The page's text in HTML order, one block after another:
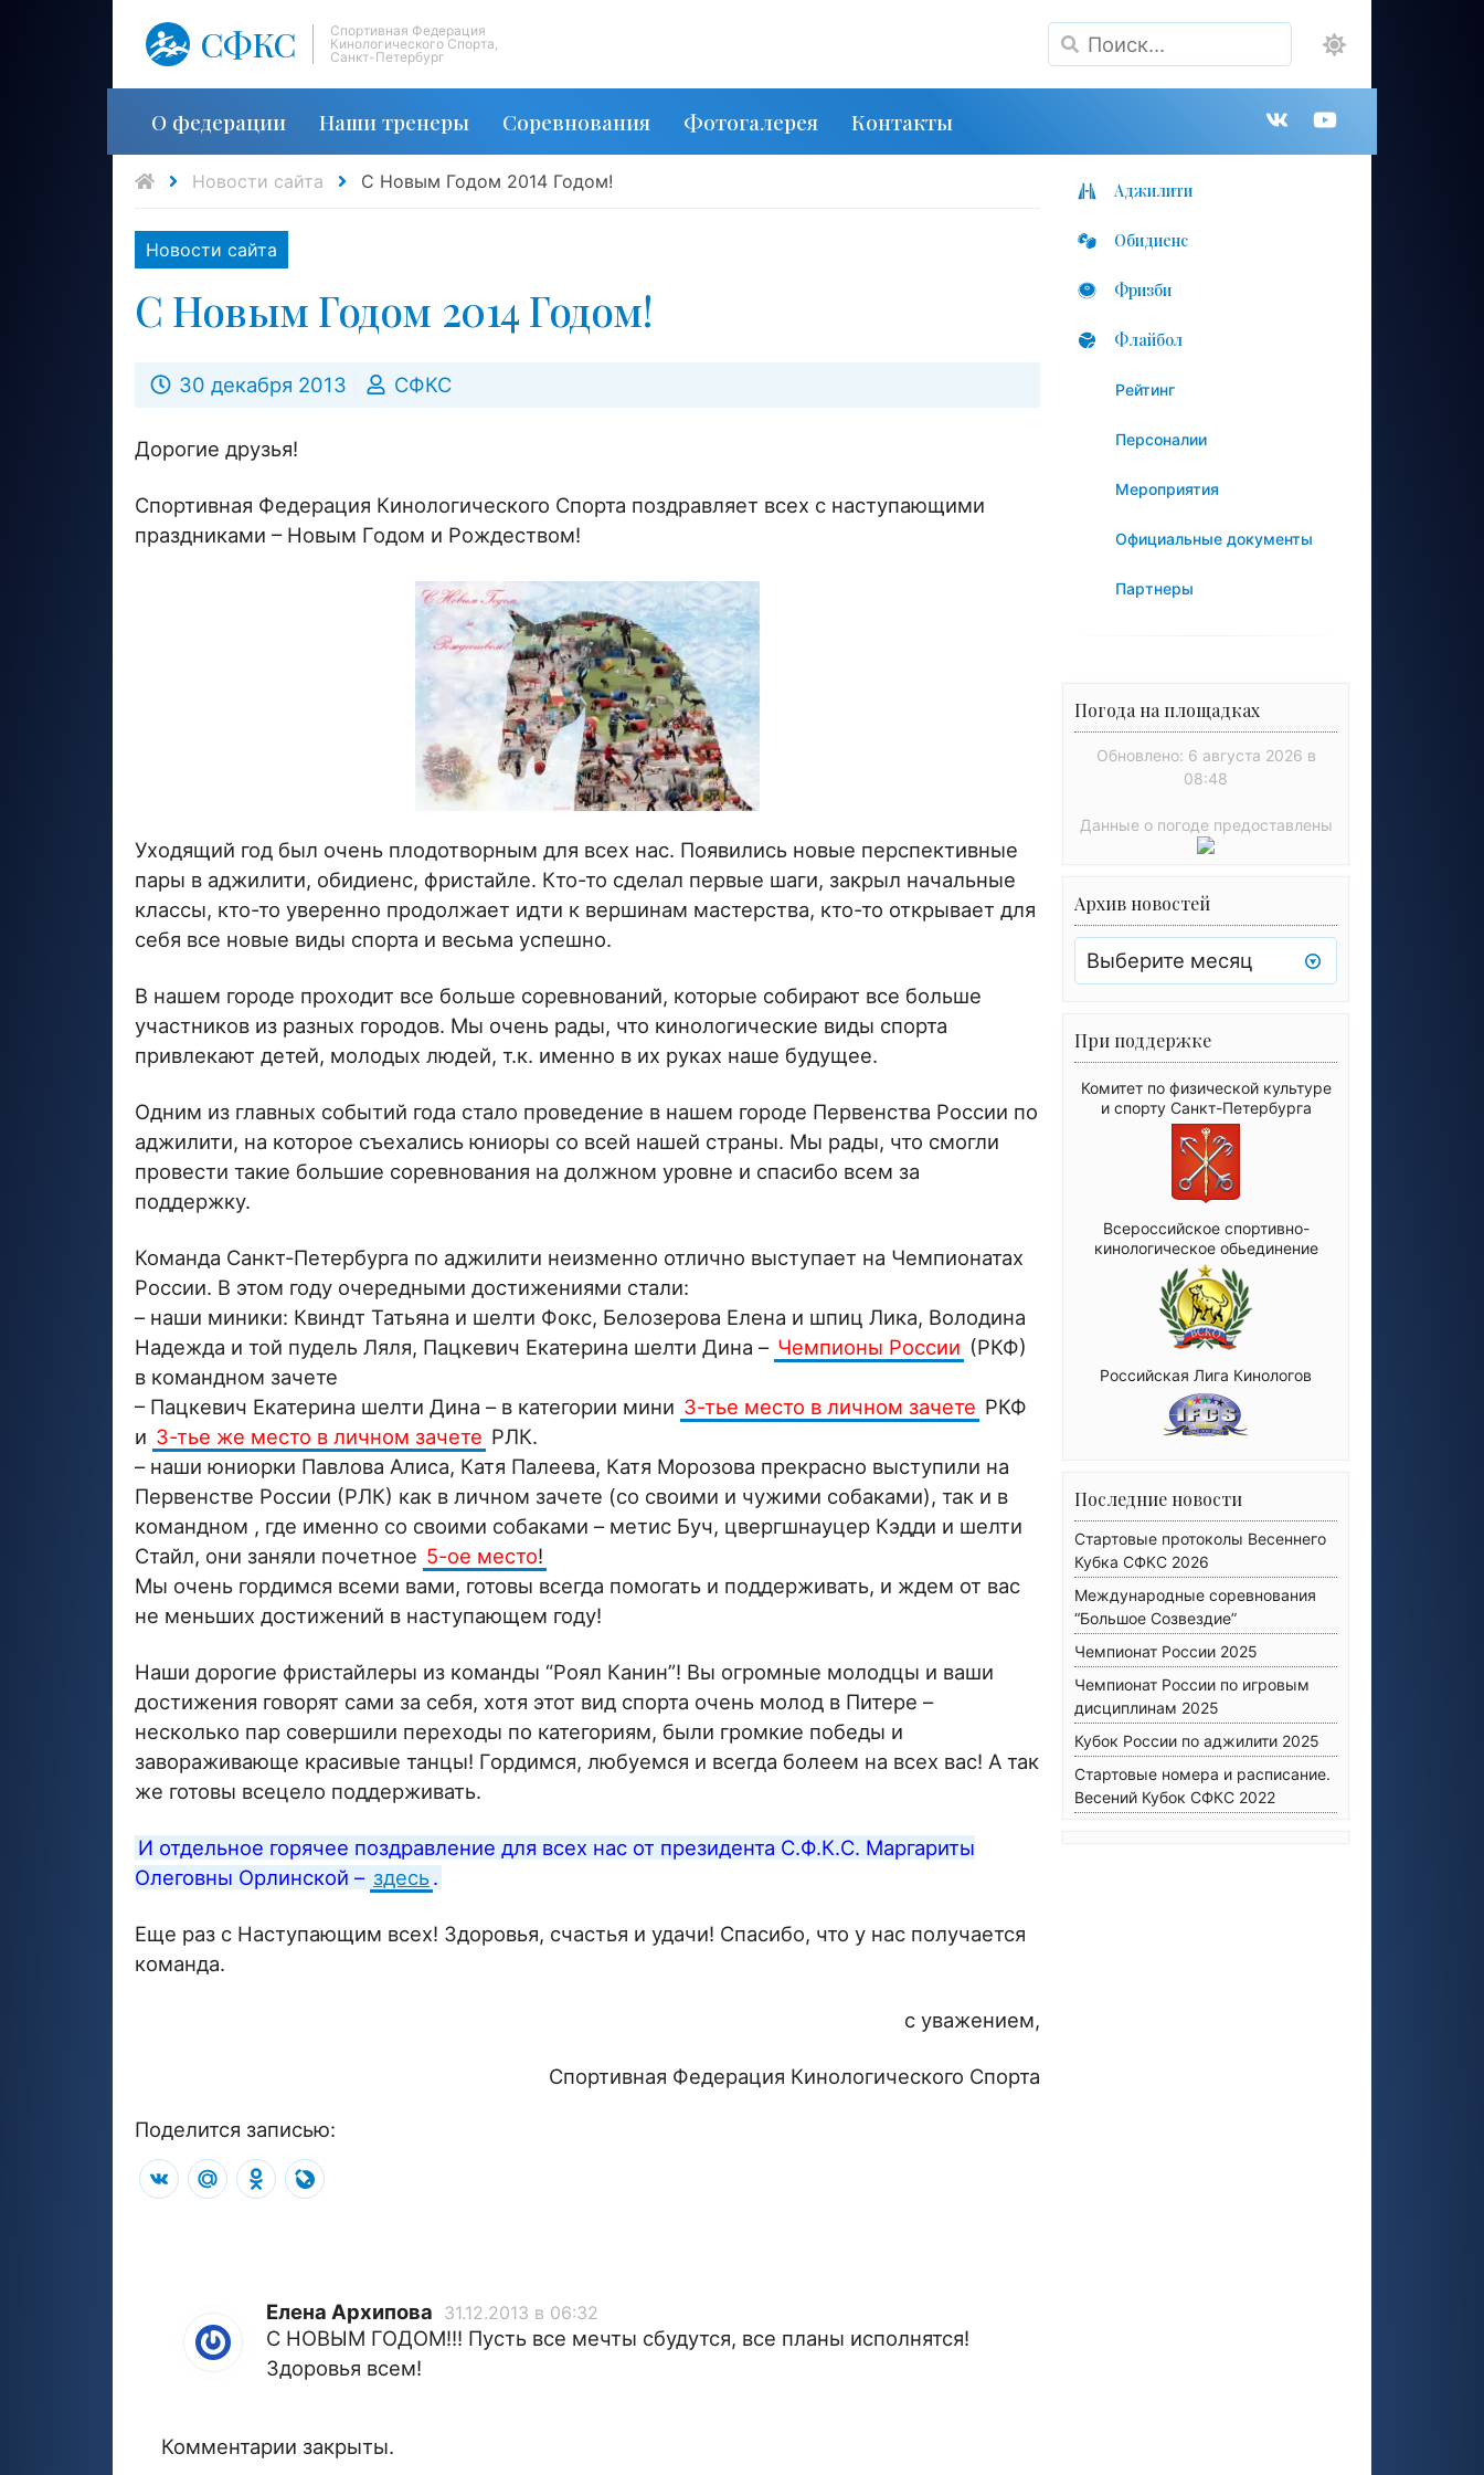
СФКС
Спортивная Федерация
Кинологического Спорта,
Санкт-Петербург
Поиск
О федерации Наши тренеры Соревнования Фотогалерея Контакты Группа
Новости сайта С Новым Годом 2014 Годом!
Новости сайта
С Новым Годом 2014 Годом!
30 декабря 2013 СФКС
Дорогие друзья!
Спортивная Федерация Кинологического Спорта поздравляет всех с наступающими
праздниками – Новым Годом и Рождеством!
Уходящий год был очень плодотворным для всех нас. Появились новые перспективные
пары в аджилити, обидиенс, фристайле. Кто-то сделал первые шаги, закрыл начальные
классы, кто-то уверенно продолжает идти к вершинам мастерства, кто-то открывает для
себя все новые виды спорта и весьма успешно.
В нашем городе проходит все больше соревнований, которые собирают все больше
участников из разных городов. Мы очень рады, что кинологические виды спорта
привлекают детей, молодых людей, т.к. именно в их руках наше будущее.
Одним из главных событий года стало проведение в нашем городе Первенства России по
аджилити, на которое съехались юниоры со всей нашей страны. Мы рады, что смогли
провести такие большие соревнования на должном уровне и спасибо всем за
поддержку.
Команда Санкт-Петербурга по аджилити неизменно отлично выступает на Чемпионатах
России. В этом году очередными достижениями стали:
– наши миники: Квиндт Татьяна и шелти Фокс, Белозерова Елена и шпиц Лика, Володина
Надежда и той пудель Ляля, Пацкевич Екатерина шелти Дина – Чемпионы России (РКФ)
в командном зачете
– Пацкевич Екатерина шелти Дина – в категории мини 3-тье место в личном зачете РКФ
и 3-тье же место в личном зачете РЛК.
– наши юниорки Павлова Алиса, Катя Палеева, Катя Морозова прекрасно выступили на
Первенстве России (РЛК) как в личном зачете (со своими и чужими собаками), так и в
командном , где именно со своими собаками – метис Буч, цвергшнауцер Кэдди и шелти
Стайл, они заняли почетное 5-ое место!
Мы очень гордимся всеми вами, готовы всегда помогать и поддерживать, и ждем от вас
не меньших достижений в наступающем году!
Наши дорогие фристайлеры из команды “Роял Канин”! Вы огромные молодцы и ваши
достижения говорят сами за себя, хотя этот вид спорта очень молод в Питере –
несколько пар совершили переходы по категориям, были громкие победы и
завораживающе красивые танцы! Гордимся, любуемся и всегда болеем на всех вас! А так
же готовы всецело поддерживать.
И отдельное горячее поздравление для всех нас от президента С.Ф.К.С. Маргариты
Олеговны Орлинской – здесь.
Еще раз с Наступающим всех! Здоровья, счастья и удачи! Спасибо, что у нас получается
команда.
с уважением,
Спортивная Федерация Кинологического Спорта
Поделится записью:
VK Mail.RuOdnoklassniki
Елена Архипова 31.12.2013 в 06:32
С НОВЫМ ГОДОМ!!! Пусть все мечты сбудутся, все планы исполнятся!
Здоровья всем!
Комментарии закрыты.
Аджилити
Обидиенс
Фризби
Флайбол
Рейтинг
Персоналии
Мероприятия
Официальные документы
Партнеры
Погода на площадках
Обновлено: 6 августа 2026 в
08:48
Данные о погоде предоставлены
Архив новостей
Архив
новостей
При поддержке
Комитет по физической культуре
и спорту Санкт-Петербурга
Всероссийское спортивно-
кинологическое обьединение
Российская Лига Кинологов
Последние новости
Стартовые протоколы Весеннего
Кубка СФКС 2026
Международные соревнования
“Большое Созвездие”
Чемпионат России 2025
Чемпионат России по игровым
дисциплинам 2025
Кубок России по аджилити 2025
Стартовые номера и расписание.
Весений Кубок СФКС 2022